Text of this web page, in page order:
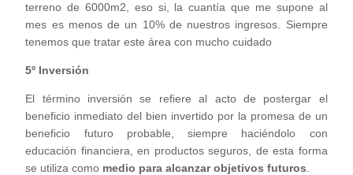
terreno de 6000m2, eso si, la cuantía que me supone al
mes es menos de un 10% de nuestros ingresos. Siempre
tenemos que tratar este área con mucho cuidado
5º Inversión
El término inversión se refiere al acto de postergar el
beneficio inmediato del bien invertido por la promesa de un
beneficio futuro probable, siempre haciéndolo con
educación financiera, en productos seguros, de esta forma
se utiliza como medio para alcanzar objetivos futuros